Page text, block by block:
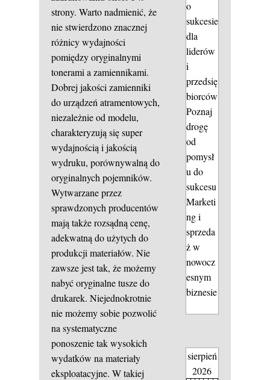
strony. Warto nadmienić, że
nie stwierdzono znacznej
różnicy wydajności
pomiędzy oryginalnymi
tonerami a zamiennikami.
Dobrej jakości zamienniki
do urządzeń atramentowych,
niezależnie od modelu,
charakteryzują się super
wydajnością i jakością
wydruku, porównywalną do
oryginalnych pojemników.
Wytwarzane przez
sprawdzonych producentów
mają także rozsądną cenę,
adekwatną do użytych do
produkcji materiałów. Nie
zawsze jest tak, że możemy
nabyć oryginalne tusze do
drukarek. Niejednokrotnie
nie możemy sobie pozwolić
na systematyczne
ponoszenie tak wysokich
wydatków na materiały
eksploatacyjne. W takiej
o
sukcesie
dla
liderów
i
przedsię
biorców
Poznaj
drogę
od
pomysł
u do
sukcesu
Marketi
ng i
sprzeda
ż w
nowocz
esnym
biznesie
sierpień
2026